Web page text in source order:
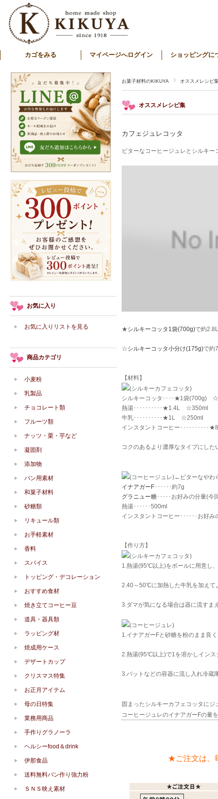
カゴをみる マイページへログイン ショッピングに
お菓子材料のKIKUYA オススメレシピ
オススメレシピ集
カフェジュレコッタ
ビターなコーヒージュレとシルキ
★シルキーコッタ1袋(700g)で約
☆シルキーコッタ小分け(175g)で約
【材料】
(シルキーカフェコッタ)
シルキーコッタ････★1袋(700g)
熱湯･･････････★1.4L ☆350ml
牛乳･･････････★1L ☆250ml
インスタントコーヒー･････････
コクのあるより濃厚なタイプにし
(コーヒージュレ)←ビターなやわ
イナアガーF･･････約7g
グラニュー糖･････お好みの分量(今
熱湯･･････500ml
インスタントコーヒー･･････お好
【作り方】
(シルキーカフェコッタ)
1.熱湯(95℃以上)をボールに用意し
2.40～50℃に加熱した牛乳を加えて
3.ダマが気になる場合は器に流すま
(コーヒージュレ)
1.イナアガーFと砂糖を粉のまま良
2.熱湯(95℃以上)で1を溶かしインス
3.バットなどの容器に流し入れ冷蔵
固まったシルキーカフェコッタに
コーヒージュレのイナアガーFの量
★ご注文は、
お気に入り
お気に入りリストを見る
商品カテゴリ
小麦粉
乳製品
チョコレート類
フルーツ類
ナッツ・栗・芋など
凝固剤
添加物
パン用素材
和菓子材料
砂糖類
リキュール類
お手軽素材
香料
スパイス
トッピング・デコレーション
おすすめ食材
焼き立てコーヒー豆
道具・器具類
ラッピング材
焼成用ケース
デザートカップ
クリスマス特集
お正月アイテム
母の日特集
業務用商品
手作りグラノーラ
ヘルシーfood＆drink
伊那食品
送料無料パン作り強力粉
ＳＮＳ映え素材